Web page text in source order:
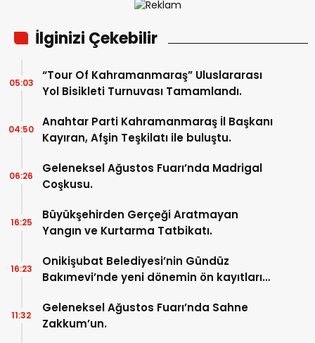
İlginizi Çekebilir
“Tour Of Kahramanmaraş” Uluslararası
Yol Bisikleti Turnuvası Tamamlandı.
05:03
Anahtar Parti Kahramanmaraş İl Başkanı
Kayıran, Afşin Teşkilatı ile buluştu.
04:50
Geleneksel Ağustos Fuarı’nda Madrigal
Coşkusu.
06:26
Büyükşehirden Gerçeği Aratmayan
Yangın ve Kurtarma Tatbikatı.
16:25
Onikişubat Belediyesi’nin Gündüz
Bakımevi’nde yeni dönemin ön kayıtları
16:23
Geleneksel Ağustos Fuarı’nda Sahne
Zakkum’un.
11:32